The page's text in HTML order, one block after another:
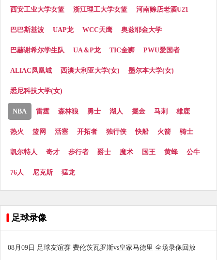
西安工业大学女篮 浙江理工大学女篮 河南赊店老酒U21
巴巴斯基波 UAP龙 WCC天鹰 奥兹耶金大学
巴赫谢希尔学生队 UA＆P龙 TIC金狮 PWU爱国者
ALIAC凤凰城 西澳大利亚大学(女) 墨尔本大学(女)
悉尼科技大学(女)
NBA 雷霆 森林狼 勇士 湖人 掘金 马刺 雄鹿
热火 篮网 活塞 开拓者 独行侠 快船 火箭 骑士
凯尔特人 奇才 步行者 爵士 魔术 国王 黄蜂 公牛
76人 尼克斯 猛龙
足球录像
08月09日 足球友谊赛 费伦茨瓦罗斯vs皇家马德里 全场录像回放